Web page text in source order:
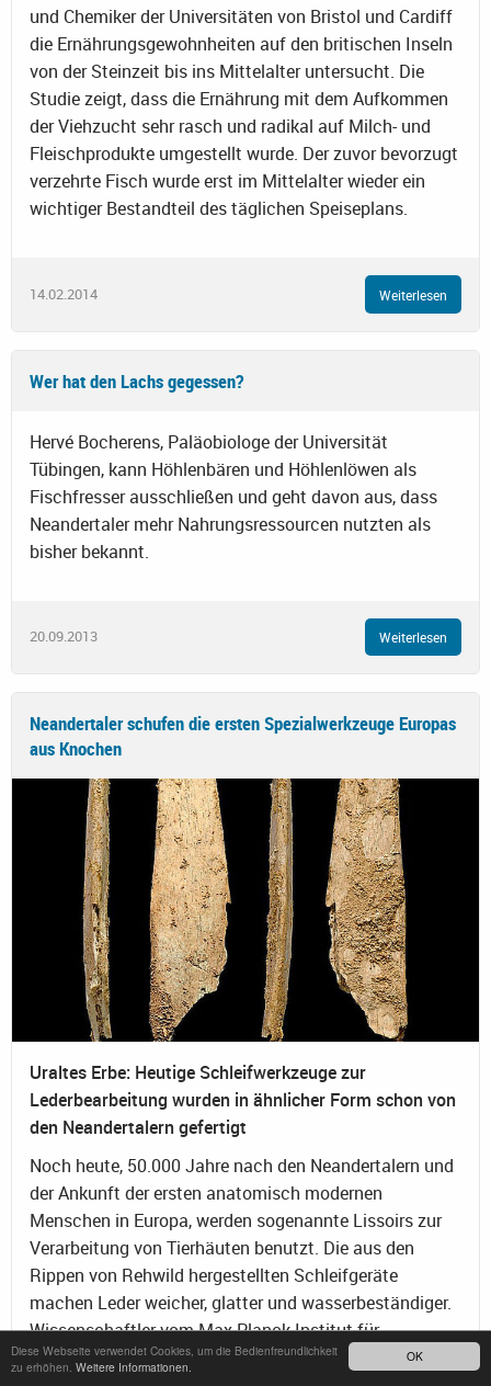
OK
Diese Webseite verwendet Cookies, um die Bedienfreundlichkeit
zu erhöhen. Weitere Informationen.
und Chemiker der Universitäten von Bristol und Cardiff
die Ernährungsgewohnheiten auf den britischen Inseln
von der Steinzeit bis ins Mittelalter untersucht. Die
Studie zeigt, dass die Ernährung mit dem Aufkommen
der Viehzucht sehr rasch und radikal auf Milch- und
Fleischprodukte umgestellt wurde. Der zuvor bevorzugt
verzehrte Fisch wurde erst im Mittelalter wieder ein
wichtiger Bestandteil des täglichen Speiseplans.
14.02.2014 Weiterlesen
Wer hat den Lachs gegessen?
Hervé Bocherens, Paläobiologe der Universität
Tübingen, kann Höhlenbären und Höhlenlöwen als
Fischfresser ausschließen und geht davon aus, dass
Neandertaler mehr Nahrungsressourcen nutzten als
bisher bekannt.
20.09.2013 Weiterlesen
Neandertaler schufen die ersten Spezialwerkzeuge Europas
aus Knochen
Uraltes Erbe: Heutige Schleifwerkzeuge zur
Lederbearbeitung wurden in ähnlicher Form schon von
den Neandertalern gefertigt
Noch heute, 50.000 Jahre nach den Neandertalern und
der Ankunft der ersten anatomisch modernen
Menschen in Europa, werden sogenannte Lissoirs zur
Verarbeitung von Tierhäuten benutzt. Die aus den
Rippen von Rehwild hergestellten Schleifgeräte
machen Leder weicher, glatter und wasserbeständiger.
Wissenschaftler vom Max-Planck-Institut für
evolutionäre Anthropologie in Leipzig und von der